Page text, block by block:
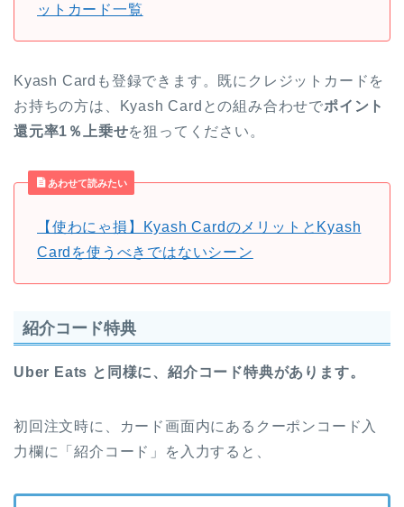
ットカード一覧
Kyash Cardも登録できます。既にクレジットカードを
お持ちの方は、Kyash Cardとの組み合わせでポイント
還元率1％上乗せを狙ってください。
あわせて読みたい
【使わにゃ損】Kyash CardのメリットとKyash
Cardを使うべきではないシーン
紹介コード特典
Uber Eats と同様に、紹介コード特典があります。
初回注文時に、カード画面内にあるクーポンコード入
力欄に「紹介コード」を入力すると、